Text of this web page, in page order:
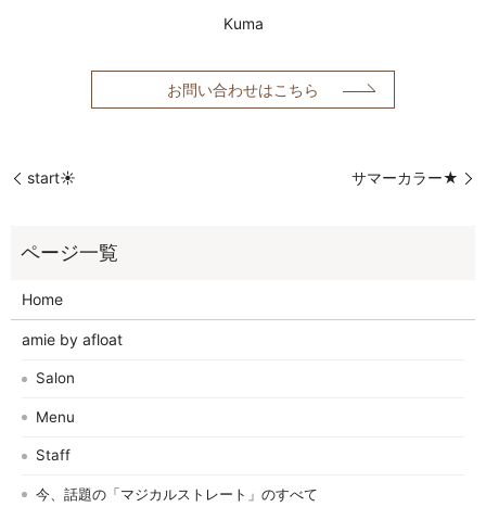
Kuma
お問い合わせはこちら
start☀️ サマーカラー★
Home
amie by afloat
Salon
Menu
Staff
今、話題の「マジカルストレート」のすべて